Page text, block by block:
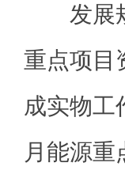
发展规
重点项目
成实物工
月能源